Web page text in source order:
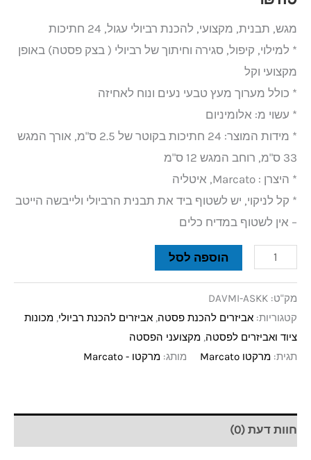
מגש, תבנית, מקצועי, להכנת רביולי עגול, 24 חתיכות
* למילוי, קיפול, סגירה וחיתוך של רביולי ( בצק פסטה) באופן
מקצועי וקל
* כולל מערוך מעץ טבעי נעים ונוח לאחיזה
* עשוי מ: אלומיניום
* מידות המוצר: 24 חתיכות בקוטר של 2.5 ס"מ, אורך המגש
33 ס"מ, רוחב המגש 12 ס"מ
* היצרן : Marcato, איטליה
* קל לניקוי, יש לשטוף ביד את תבנית הרביולי ולייבשה הייטב
– אין לשטוף במדיח כלים
הוספה לסל
מק"ט: DAVMI-ASKK
קטגוריות: אביזרים להכנת פסטה, אביזרים להכנת רביולי, מכונות
ציוד ואביזרים לפסטה, מקצועני הפסטה
תגית: מרקטו Marcato מותג: מרקטו - Marcato
חוות דעת (0)